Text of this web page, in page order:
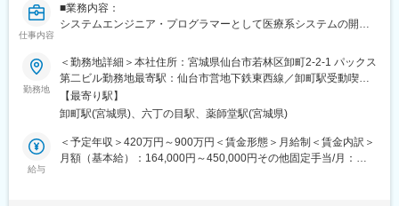
ンフラ領域で発揮できます。
3. 大規模プロジェクトに携われる
社会的インパクトの大きなプロジェクト経験を積むことができま
す。
4. 通信インフラの専門性を習得
基地局建設や通信設備に関する知識を実務を通じて身につけられ
るため、将来的なキャリアの幅を広げることができます。
■組織構成
仕事内容
■業務内容：
システムエンジニア・プログラマーとして医療系システムの開
電話や訪問などでユーザー様の対応をいたします。
■詳細内容：
ユーザー様から直接案件をいただき、電子カルテの運用サポート
や付随するシステムの開発・導入などを行います。
顧客の8割以上は医療関係で、要件定義から開発・導入までと、一
連の業務に携わるため、自身のスキルアップにもつながります。
※使用言語：.NET、VB、PHP等
※作業環境：Windows
勤務地
＜勤務地詳細＞本社住所：宮城県仙台市若林区卸町2-2-1 パックス
第二ビル勤務地最寄駅：仙台市営地下鉄東西線／卸町駅受動喫煙
対策：屋内全面禁煙変更の範囲：会社の定める事業所
【最寄り駅】
卸町駅(宮城県)、六丁の目駅、薬師堂駅(宮城県)
給与
＜予定年収＞420万円～900万円＜賃金形態＞月給制＜賃金内訳＞
月額（基本給）：164,000円～450,000円その他固定手当/月：